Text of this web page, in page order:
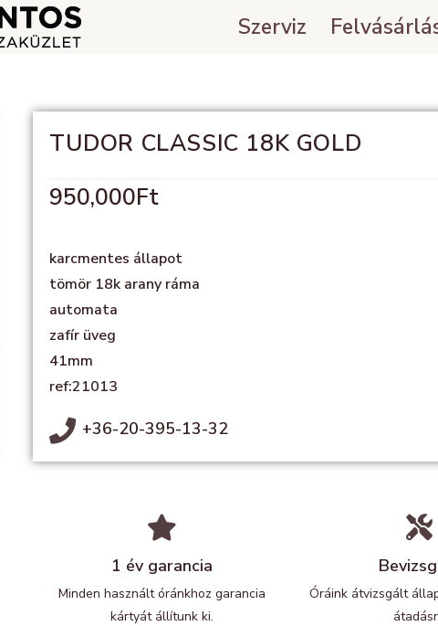
Szerviz
TUDOR CLASSIC 18K GOLD
950,000Ft
karcmentes állapot
tömör 18k arany ráma
automata
zafír üveg
41mm
ref:21013
+36-20-395-13-32
1 év garancia
Minden használt óránkhoz garancia
kártyát állítunk ki.
Óráink átvizsgált